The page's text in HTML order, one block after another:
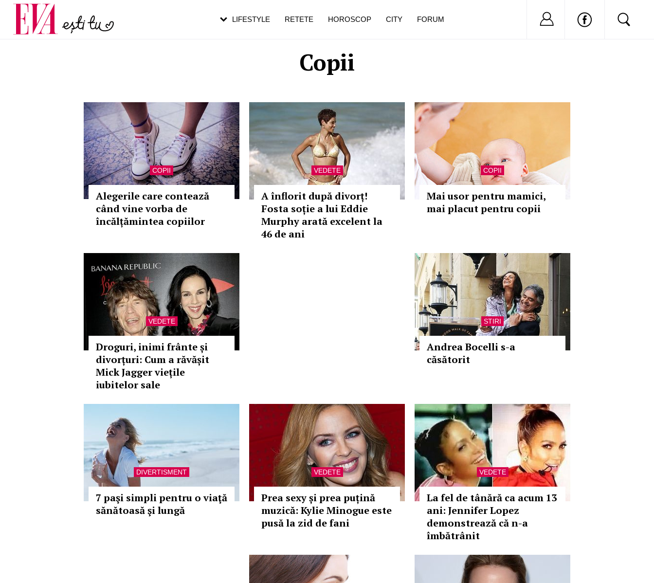
Copii
COPII
Alegerile care contează
când vine vorba de
încălțămintea copiilor
VEDETE
A înflorit după divorț!
Fosta soție a lui Eddie
Murphy arată excelent la
46 de ani
COPII
Mai usor pentru mamici,
mai placut pentru copii
VEDETE
Droguri, inimi frânte și
divorțuri: Cum a răvășit
Mick Jagger viețile
iubitelor sale
STIRI
Andrea Bocelli s-a
căsătorit
DIVERTISMENT
7 paşi simpli pentru o viaţă
sănătoasă şi lungă
VEDETE
Prea sexy și prea puțină
muzică: Kylie Minogue este
pusă la zid de fani
VEDETE
La fel de tânără ca acum 13
ani: Jennifer Lopez
demonstrează că n-a
îmbătrânit
LIFESTYLE RETETE HOROSCOP CITY FORUM Nu ai cont?
Carieră
Actualitate
pe măsură ce înaintezi în vârstă
de dureroasă este investigația